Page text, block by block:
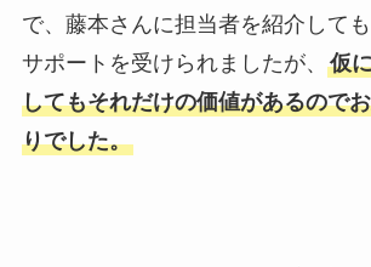
で、藤本さんに担当者を紹介して
サポートを受けられましたが、 仮
してもそれだけの価値があるので
りでした。